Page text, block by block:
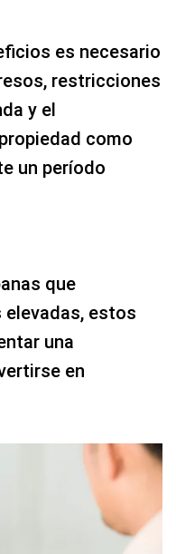
es necesario
restricciones
y el
como
un período
que
estos
una
en